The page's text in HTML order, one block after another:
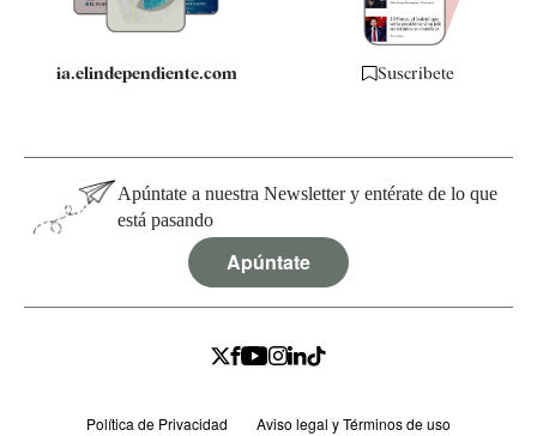
ia.elindependiente.com Suscríbete
Apúntate a nuestra Newsletter y entérate de lo que
está pasando
Apúntate
Política de Privacidad Aviso legal y Términos de uso